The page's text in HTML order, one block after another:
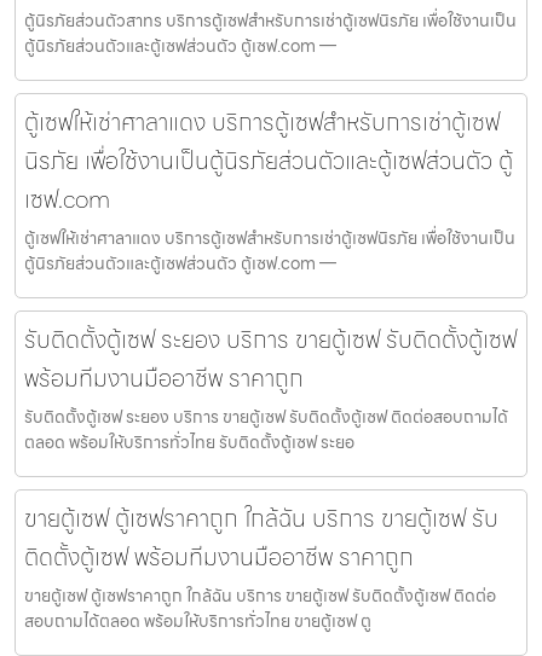
ตู้นิรภัยส่วนตัวสาทร บริการตู้เซฟสำหรับการเช่าตู้เซฟนิรภัย เพื่อใช้งานเป็น
ตู้นิรภัยส่วนตัวและตู้เซฟส่วนตัว ตู้เซฟ.com —
ตู้เซฟให้เช่าศาลาแดง บริการตู้เซฟสำหรับการเช่าตู้เซฟ
นิรภัย เพื่อใช้งานเป็นตู้นิรภัยส่วนตัวและตู้เซฟส่วนตัว ตู้
เซฟ.com
ตู้เซฟให้เช่าศาลาแดง บริการตู้เซฟสำหรับการเช่าตู้เซฟนิรภัย เพื่อใช้งานเป็น
ตู้นิรภัยส่วนตัวและตู้เซฟส่วนตัว ตู้เซฟ.com —
รับติดตั้งตู้เซฟ ระยอง บริการ ขายตู้เซฟ รับติดตั้งตู้เซฟ
พร้อมทีมงานมืออาชีพ ราคาถูก
รับติดตั้งตู้เซฟ ระยอง บริการ ขายตู้เซฟ รับติดตั้งตู้เซฟ ติดต่อสอบถามได้
ตลอด พร้อมให้บริการทั่วไทย รับติดตั้งตู้เซฟ ระยอ
ขายตู้เซฟ ตู้เซฟราคาถูก ใกล้ฉัน บริการ ขายตู้เซฟ รับ
ติดตั้งตู้เซฟ พร้อมทีมงานมืออาชีพ ราคาถูก
ขายตู้เซฟ ตู้เซฟราคาถูก ใกล้ฉัน บริการ ขายตู้เซฟ รับติดตั้งตู้เซฟ ติดต่อ
สอบถามได้ตลอด พร้อมให้บริการทั่วไทย ขายตู้เซฟ ตู